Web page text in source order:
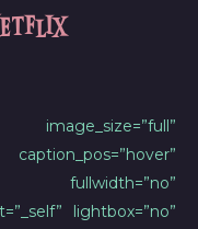
fullwidth=”no”
lightbox=”no”